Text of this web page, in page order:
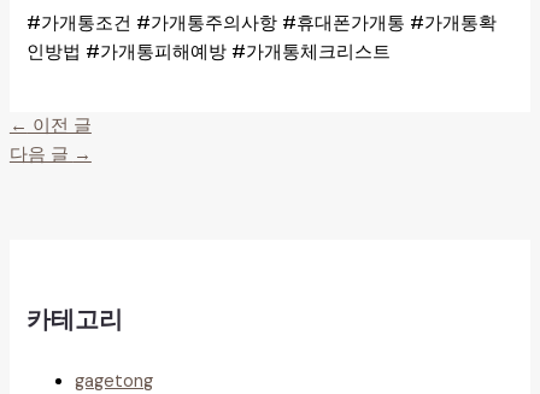
#가개통조건 #가개통주의사항 #휴대폰가개통 #가개통확
인방법 #가개통피해예방 #가개통체크리스트
← 이전 글
다음 글 →
카테고리
gagetong